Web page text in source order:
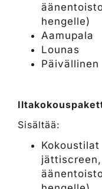
hengelle)
Aamupala
Lounas
Päivällinen
Sisältää: